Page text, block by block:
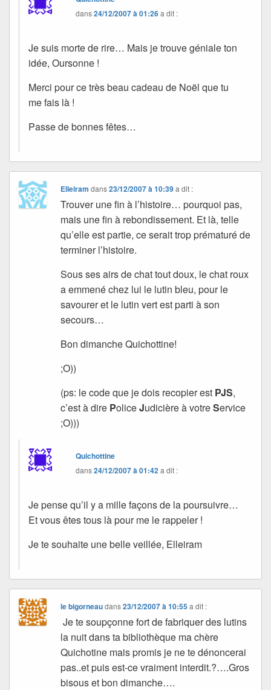
dans24/12/2007 à 01:26a dit :
Je suis morte de rire… Mais je trouve géniale ton
idée, Oursonne !
Merci pour ce très beau cadeau de Noël que tu
me fais là !
Passe de bonnes fêtes…
Elleiram dans23/12/2007 à 10:39 a dit :
Trouver une fin à l’histoire… pourquoi pas,
mais une fin à rebondissement. Et là, telle
qu’elle est partie, ce serait trop prématuré de
terminer l’histoire.
Sous ses airs de chat tout doux, le chat roux
a emmené chez lui le lutin bleu, pour le
savourer et le lutin vert est parti à son
secours…
Bon dimanche Quichottine!
;O))
(ps: le code que je dois recopier est PJS,
c’est à dire PoliceJudicière à votreService
;O)))
Quichottine
dans24/12/2007 à 01:42 a dit :
Je pense qu’il y a mille façons de la poursuivre…
Et vous êtes tous là pour me le rappeler !
Je te souhaite une belle veillée, Elleiram
le bigorneaudans23/12/2007 à 10:55 a dit :
Je te soupçonne fort de fabriquer des lutins
la nuit dans ta bibliothèque ma chère
Quichotine mais promis je ne te dénoncerai
pas..et puis est-ce vraiment interdit.?….Gros
bisous et bon dimanche….